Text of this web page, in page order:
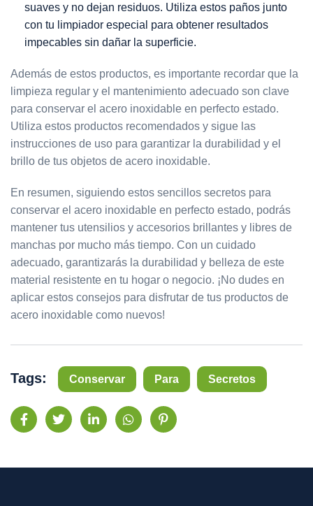
suaves y no dejan residuos. Utiliza estos paños junto
con tu limpiador especial para obtener resultados
impecables sin dañar la superficie.
Además de estos productos, es importante recordar que la
limpieza regular y el mantenimiento adecuado son clave
para conservar el acero inoxidable en perfecto estado.
Utiliza estos productos recomendados y sigue las
instrucciones de uso para garantizar la durabilidad y el
brillo de tus objetos de acero inoxidable.
En resumen, siguiendo estos sencillos secretos para
conservar el acero inoxidable en perfecto estado, podrás
mantener tus utensilios y accesorios brillantes y libres de
manchas por mucho más tiempo. Con un cuidado
adecuado, garantizarás la durabilidad y belleza de este
material resistente en tu hogar o negocio. ¡No dudes en
aplicar estos consejos para disfrutar de tus productos de
acero inoxidable como nuevos!
Tags: Conservar Para Secretos